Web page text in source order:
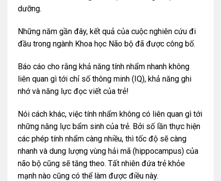
dưỡng.
Những năm gần đây, kết quả của cuộc nghiên cứu đi
đầu trong ngành Khoa học Não bộ đã được công bố.
Báo cáo cho rằng khả năng tính nhẩm nhanh không
liên quan gì tới chỉ số thông minh (IQ), khả năng ghi
nhớ và năng lực đọc viết của trẻ!
Nói cách khác, việc tính nhẩm không có liên quan gì tới
những năng lực bẩm sinh của trẻ. Bởi số lần thực hiện
các phép tính nhẩm càng nhiều, thì tốc độ sẽ càng
nhanh và dung lượng vùng hải mã (hippocampus) của
não bộ cũng sẽ tăng theo. Tất nhiên đứa trẻ khỏe
mạnh nào cũng có thể làm được điều này.